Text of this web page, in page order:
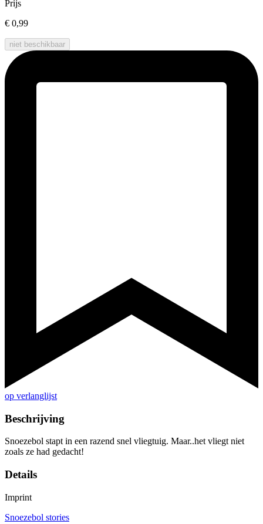
Prijs
€ 0,99
niet beschikbaar
op verlanglijst
Beschrijving
Snoezebol stapt in een razend snel vliegtuig. Maar..het vliegt niet
zoals ze had gedacht!
Details
Imprint
Snoezebol stories